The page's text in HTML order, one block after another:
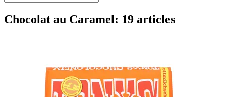
Chocolat au Caramel: 19 articles